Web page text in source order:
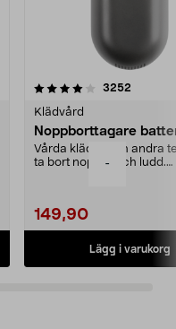
-
3252
Klädvård
Noppborttagare
Vårda kläder och andra
ta bort noppor och ludd.
149,90
Lägg i varukorg
4.5av 5 stjärnor